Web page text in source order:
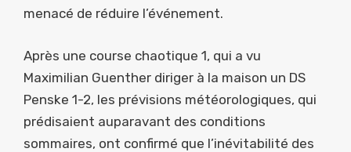
menacé de réduire l’événement.
Après une course chaotique 1, qui a vu
Maximilian Guenther diriger à la maison un DS
Penske 1-2, les prévisions météorologiques, qui
prédisaient auparavant des conditions
sommaires, ont confirmé que l’inévitabilité des